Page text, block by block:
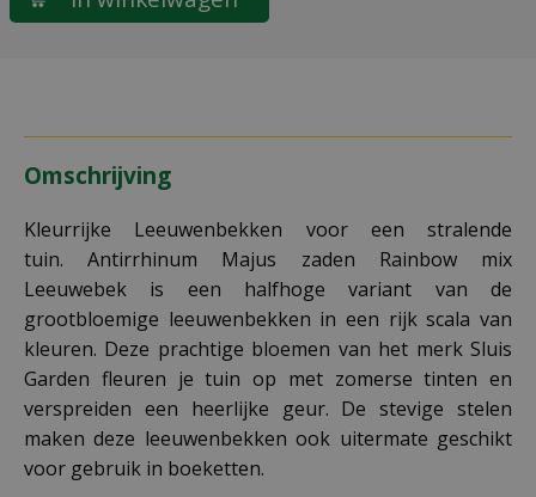
Omschrijving
Kleurrijke Leeuwenbekken voor een stralende
tuin. Antirrhinum Majus zaden Rainbow mix
Leeuwebek is een halfhoge variant van de
grootbloemige leeuwenbekken in een rijk scala van
kleuren. Deze prachtige bloemen van het merk Sluis
Garden fleuren je tuin op met zomerse tinten en
verspreiden een heerlijke geur. De stevige stelen
maken deze leeuwenbekken ook uitermate geschikt
voor gebruik in boeketten.